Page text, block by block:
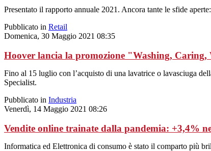
Presentato il rapporto annuale 2021. Ancora tante le sfide
Pubblicato in Retail
Domenica, 30 Maggio 2021 08:35
Hoover lancia la promozione "Washing, Caring,
Fino al 15 luglio con l’acquisto di una lavatrice o lavasciuga
Specialist.
Pubblicato in Industria
Venerdì, 14 Maggio 2021 08:26
Vendite online trainate dalla pandemia: +3,4%
Informatica ed Elettronica di consumo è stato il comparto più